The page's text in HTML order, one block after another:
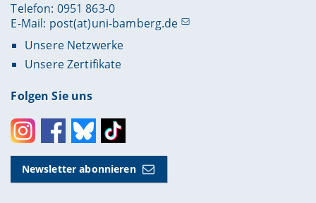
Telefon: 0951 863-0
E-Mail: post(at)uni-bamberg.de
Unsere Netzwerke
Unsere Zertifikate
Folgen Sie uns
InstagramFacebookBlueskyToktok
Newsletter abonnieren